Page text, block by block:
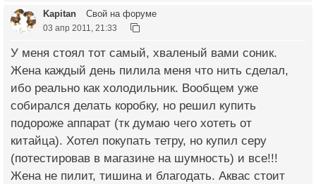
Kapitan Свой на форуме
03 апр 2011, 21:33
У меня стоял тот самый, хваленый вами соник.
Жена каждый день пилила меня что нить сделал,
ибо реально как холодильник. Вообщем уже
собирался делать коробку, но решил купить
подороже аппарат (тк думаю чего хотеть от
китайца). Хотел покупать тетру, но купил серу
(потестировав в магазине на шумность) и все!!!
Жена не пилит, тишина и благодать. Аквас стоит